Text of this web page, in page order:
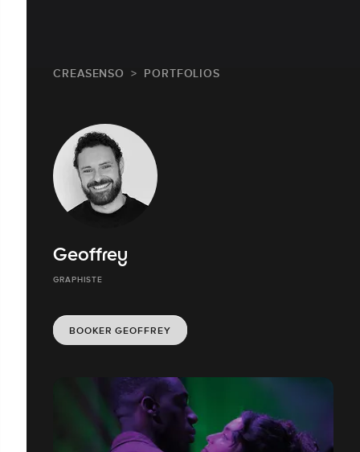
CREASENSO PORTFOLIOS
Geoffrey
GRAPHISTE
BOOKER GEOFFREY